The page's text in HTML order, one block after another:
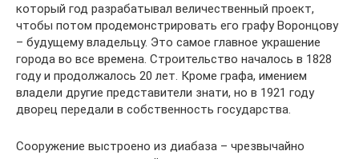
который год разрабатывал величественный проект,
чтобы потом продемонстрировать его графу Воронцову
– будущему владельцу. Это самое главное украшение
города во все времена. Строительство началось в 1828
году и продолжалось 20 лет. Кроме графа, имением
владели другие представители знати, но в 1921 году
дворец передали в собственность государства.
Сооружение выстроено из диабаза – чрезвычайно